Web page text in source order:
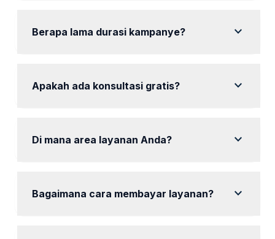
Berapa lama durasi kampanye? expand_more
Apakah ada konsultasi gratis? expand_more
Di mana area layanan Anda? expand_more
Bagaimana cara membayar layanan? expand_more